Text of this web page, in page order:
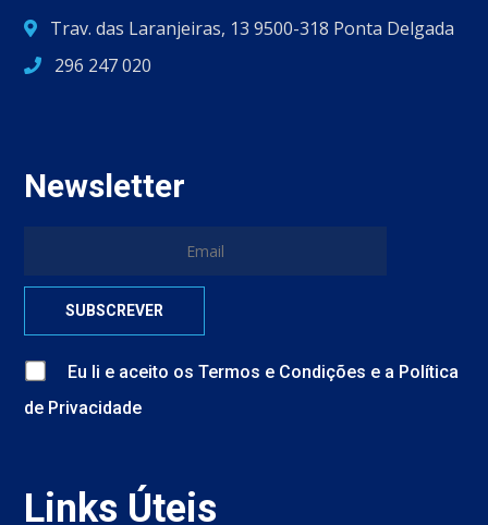
Trav. das Laranjeiras, 13 9500-318 Ponta Delgada
296 247 020
Newsletter
Eu li e aceito osTermos e Condições e a Política
de Privacidade
Links Úteis